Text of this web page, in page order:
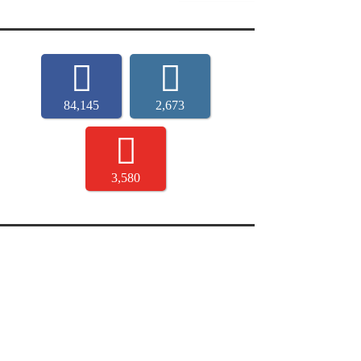
84,145 2,673
3,580